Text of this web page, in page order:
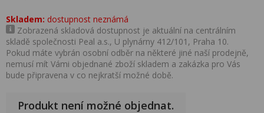
Skladem: dostupnost neznámá
Zobrazená skladová dostupnost je aktuální na centrálním
skladě společnosti Peal a.s., U plynárny 412/101, Praha 10.
Pokud máte vybrán osobní odběr na některé jiné naší prodejně,
nemusí mít Vámi objednané zboží skladem a zakázka pro Vás
bude připravena v co nejkratší možné době.
Produkt není možné objednat.